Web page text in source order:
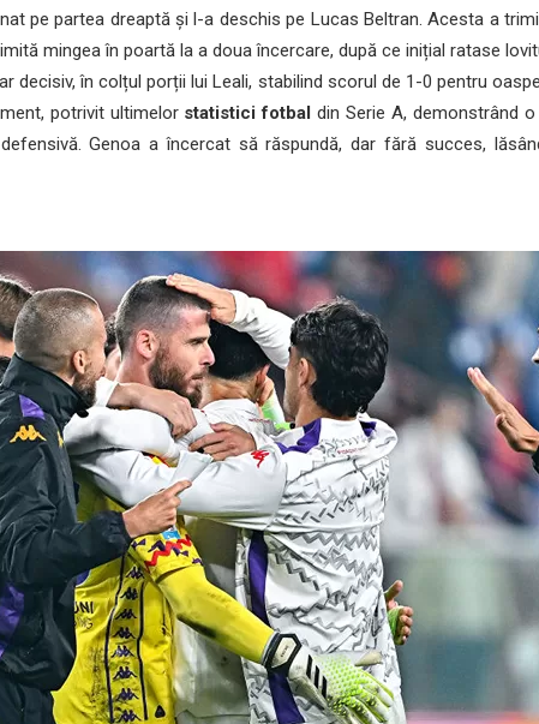
pe partea dreaptă și l-a deschis pe Lucas Beltran. Acesta a
mingea în poartă la a doua încercare, după ce inițial ratase
decisiv, în colțul porții lui Leali, stabilind scorul de 1-0 pentru
potrivit ultimelor statistici fotbal din Serie A, demonstrând
Genoa a încercat să răspundă, dar fără succes,